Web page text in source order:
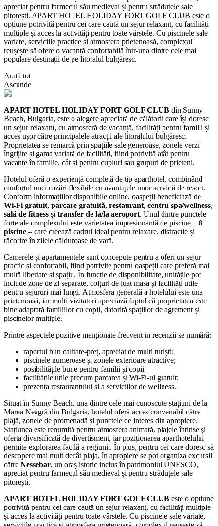
apreciat pentru farmecul său medieval și pentru străduțele sale
pitorești. APART HOTEL HOLIDAY FORT GOLF CLUB este o
opțiune potrivită pentru cei care caută un sejur relaxant, cu facilități
multiple și acces la activități pentru toate vârstele. Cu piscinele sale
variate, serviciile practice și atmosfera prietenoasă, complexul
reușește să ofere o vacanță confortabilă într-una dintre cele mai
populare destinații de pe litoralul bulgăresc.
Arată tot
Ascunde
APART HOTEL HOLIDAY FORT GOLF CLUB din Sunny
Beach, Bulgaria, este o alegere apreciată de călătorii care își doresc
un sejur relaxant, cu atmosferă de vacanță, facilități pentru familii și
acces ușor către principalele atracții ale litoralului bulgăresc.
Proprietatea se remarcă prin spațiile sale generoase, zonele verzi
îngrijite și gama variată de facilități, fiind potrivită atât pentru
vacanțe în familie, cât și pentru cupluri sau grupuri de prieteni.
Hotelul oferă o experiență completă de tip aparthotel, combinând
confortul unei cazări flexibile cu avantajele unor servicii de resort.
Conform informațiilor disponibile online, oaspeții beneficiază de
Wi‑Fi gratuit, parcare gratuită, restaurant, centru spa/wellness,
sală de fitness și transfer de la/la aeroport. Unul dintre punctele
forte ale complexului este varietatea impresionantă de piscine – 8
piscine – care creează cadrul ideal pentru relaxare, distracție și
răcorire în zilele călduroase de vară.
Camerele și apartamentele sunt concepute pentru a oferi un sejur
practic și confortabil, fiind potrivite pentru oaspeții care preferă mai
multă libertate și spațiu. În funcție de disponibilitate, unitățile pot
include zone de zi separate, colțuri de luat masa și facilități utile
pentru sejururi mai lungi. Atmosfera generală a hotelului este una
prietenoasă, iar mulți vizitatori apreciază faptul că proprietatea este
bine adaptată familiilor cu copii, datorită spațiilor de agrement și
piscinelor multiple.
Printre aspectele pozitive menționate frecvent în recenzii se numără:
raportul bun calitate-preț, apreciat de mulți turiști;
piscinele numeroase și zonele exterioare atractive;
posibilitățile bune pentru familii și copii;
facilitățile utile precum parcarea și Wi‑Fi-ul gratuit;
prezența restaurantului și a serviciilor de wellness.
Situat în Sunny Beach, una dintre cele mai cunoscute stațiuni de la
Marea Neagră din Bulgaria, hotelul oferă acces convenabil către
plajă, zonele de promenadă și punctele de interes din apropiere.
Stațiunea este renumită pentru atmosfera animată, plajele întinse și
oferta diversificată de divertisment, iar poziționarea aparthotelului
permite explorarea facilă a regiunii. În plus, pentru cei care doresc să
descopere mai mult decât plaja, în apropiere se pot organiza excursii
către Nessebar, un oraș istoric inclus în patrimoniul UNESCO,
apreciat pentru farmecul său medieval și pentru străduțele sale
pitorești.
APART HOTEL HOLIDAY FORT GOLF CLUB este o opțiune
potrivită pentru cei care caută un sejur relaxant, cu facilități multiple
și acces la activități pentru toate vârstele. Cu piscinele sale variate,